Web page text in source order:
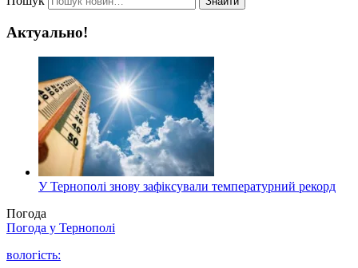
Актуально!
У Тернополі знову зафіксували температурний рекорд
Погода
Погода у Тернополі
вологість: